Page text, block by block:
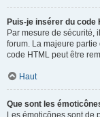
Puis-je insérer du code
Par mesure de sécurité,
forum. La majeure
code HTML peut être
Haut
Que sont les
Les émoticônes sont de